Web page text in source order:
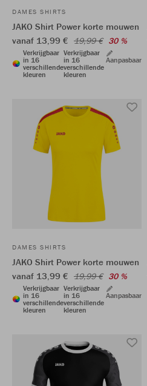
DAMES SHIRTS
JAKO Shirt Power korte mouwen
vanaf 13,99 € 19,99 € 30 %
Verkrijgbaar
in 16
verschillende
kleuren
Verkrijgbaar
in 16
verschillende
kleuren
Aanpasbaar
DAMES SHIRTS
JAKO Shirt Power korte mouwen
vanaf 13,99 € 19,99 € 30 %
Verkrijgbaar
in 16
verschillende
kleuren
Verkrijgbaar
in 16
verschillende
kleuren
Aanpasbaar